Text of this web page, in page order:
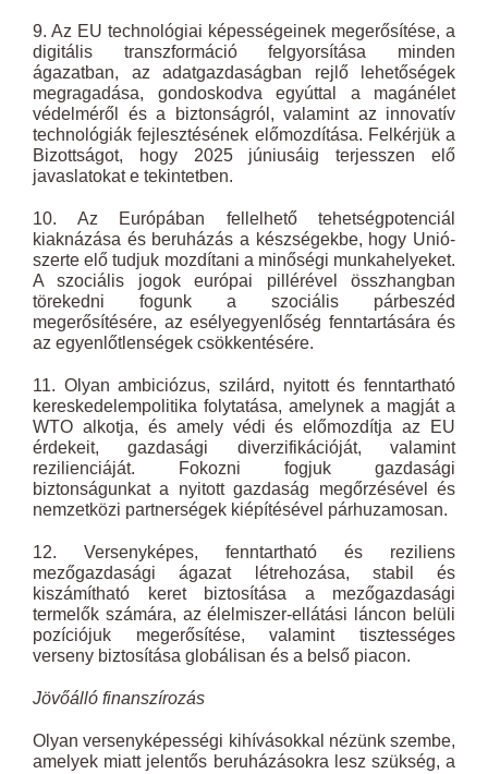
9. Az EU technológiai képességeinek megerősítése, a
digitális transzformáció felgyorsítása minden
ágazatban, az adatgazdaságban rejlő lehetőségek
megragadása, gondoskodva egyúttal a magánélet
védelméről és a biztonságról, valamint az innovatív
technológiák fejlesztésének előmozdítása. Felkérjük a
Bizottságot, hogy 2025 júniusáig terjesszen elő
javaslatokat e tekintetben.
10. Az Európában fellelhető tehetségpotenciál
kiaknázása és beruházás a készségekbe, hogy Unió-
szerte elő tudjuk mozdítani a minőségi munkahelyeket.
A szociális jogok európai pillérével összhangban
törekedni fogunk a szociális párbeszéd
megerősítésére, az esélyegyenlőség fenntartására és
az egyenlőtlenségek csökkentésére.
11. Olyan ambiciózus, szilárd, nyitott és fenntartható
kereskedelempolitika folytatása, amelynek a magját a
WTO alkotja, és amely védi és előmozdítja az EU
érdekeit, gazdasági diverzifikációját, valamint
rezilienciáját. Fokozni fogjuk gazdasági
biztonságunkat a nyitott gazdaság megőrzésével és
nemzetközi partnerségek kiépítésével párhuzamosan.
12. Versenyképes, fenntartható és reziliens
mezőgazdasági ágazat létrehozása, stabil és
kiszámítható keret biztosítása a mezőgazdasági
termelők számára, az élelmiszer-ellátási láncon belüli
pozíciójuk megerősítése, valamint tisztességes
verseny biztosítása globálisan és a belső piacon.
Jövőálló finanszírozás
Olyan versenyképességi kihívásokkal nézünk szembe,
amelyek miatt jelentős beruházásokra lesz szükség, a